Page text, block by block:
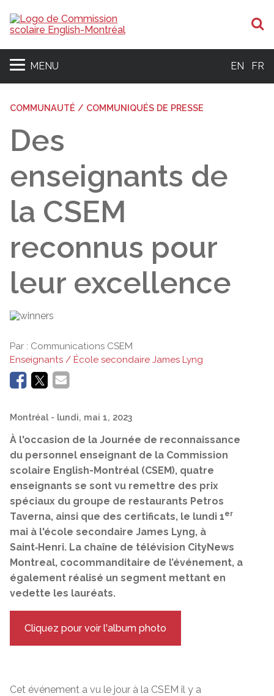
MENU EN FR
COMMUNAUTÉ / COMMUNIQUÉS DE PRESSE
Des
enseignants de
la CSEM
reconnus pour
leur excellence
Par : Communications CSEM
Enseignants / École secondaire James Lyng
Montréal - lundi, mai 1, 2023
À l'occasion de la Journée de reconnaissance
du personnel enseignant de la Commission
scolaire English-Montréal (CSEM), quatre
enseignants se sont vu remettre des prix
spéciaux du groupe de restaurants Petros
Taverna, ainsi que des certificats, le lundi 1er
mai à l'école secondaire James Lyng, à
Saint‑Henri. La chaîne de télévision CityNews
Montreal, cocommanditaire de l’événement, a
également réalisé un segment mettant en
vedette les lauréats.
Cliquez pour voir l'album photo
Cet événement a vu le jour à la CSEM il y a